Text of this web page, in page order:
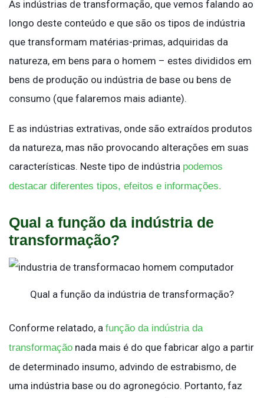
As indústrias de transformação, que vemos falando ao
longo deste conteúdo e que são os tipos de indústria
que transformam matérias-primas, adquiridas da
natureza, em bens para o homem – estes divididos em
bens de produção ou indústria de base ou bens de
consumo (que falaremos mais adiante).
E as indústrias extrativas, onde são extraídos produtos
da natureza, mas não provocando alterações em suas
características. Neste tipo de indústria podemos
destacar diferentes tipos, efeitos e informações.
Qual a função da indústria de
transformação?
Qual a função da indústria de transformação?
Conforme relatado, a função da indústria da
transformação nada mais é do que fabricar algo a partir
de determinado insumo, advindo de estrabismo, de
uma indústria base ou do agronegócio. Portanto, faz